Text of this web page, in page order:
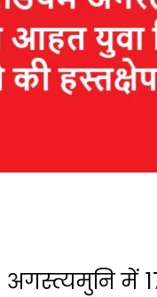
अगस्त्यमुनि में